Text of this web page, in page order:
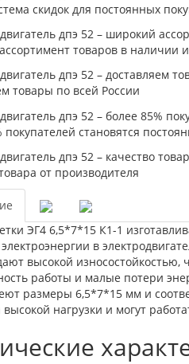
скидок для постоянных
товаров в наличии и
товары по всей России
покупателей становятся
от производителя
ЭГ4 6,5*7*15 К1-1
в
высокой
работы и малые потери
размеры 6,5*7*15 мм и
нагрузки и могут